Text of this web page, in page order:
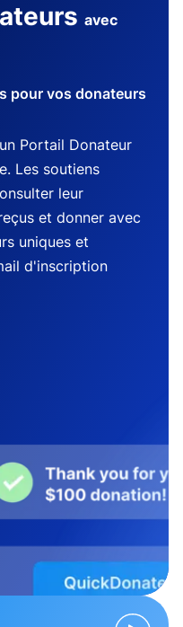
avec
pour vos donateurs
Portail Donateur
Les soutiens
leur
et donner avec
uniques et
d'inscription